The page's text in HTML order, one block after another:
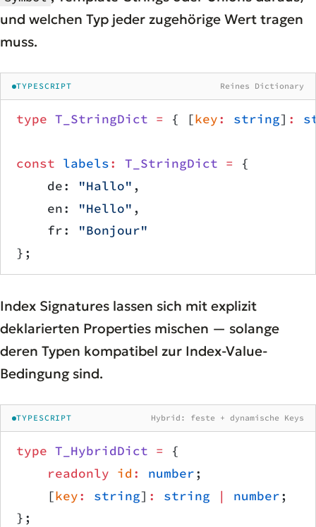
und welchen Typ jeder zugehörige Wert tragen
muss.
TYPESCRIPT Reines Dictionary
type T_StringDict = { [key: string] :
const labels: T_StringDict = {
    de:
"Hallo" ,
    en:
"Hello" ,
    fr:
"Bonjour"
};
Index Signatures lassen sich mit explizit
deklarierten Properties mischen — solange
deren Typen kompatibel zur Index-Value-
Bedingung sind.
TYPESCRIPT Hybrid: feste + dynamische Keys
type T_HybridDict = {
    readonly
id : number;
    [
key: string] : string | number;
};